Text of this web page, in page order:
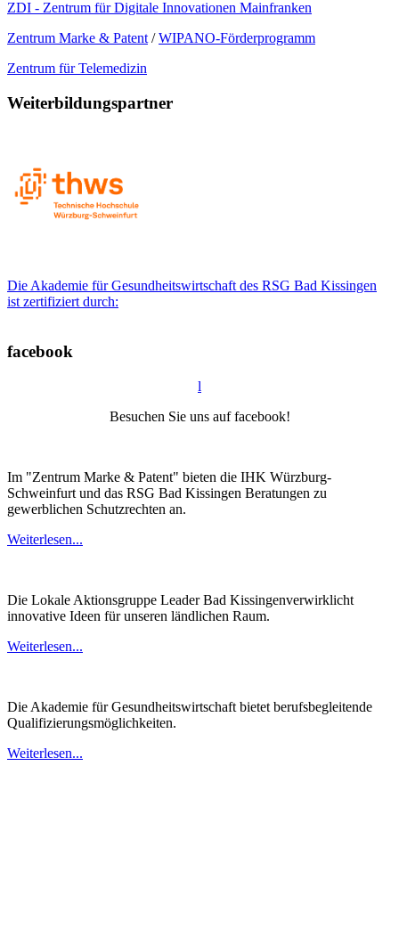
ZDI - Zentrum für Digitale Innovationen Mainfranken
Zentrum Marke & Patent /WIPANO-Förderprogramm
Zentrum für Telemedizin
Weiterbildungspartner
Die Akademie für Gesundheitswirtschaft des RSG Bad Kissingen
ist zertifiziert durch:
facebook
l
Besuchen Sie uns auf facebook!
Im "Zentrum Marke & Patent" bieten die IHK Würzburg-
Schweinfurt und das RSG Bad Kissingen Beratungen zu
gewerblichen Schutzrechten an.
Weiterlesen...
Die Lokale Aktionsgruppe Leader Bad Kissingenverwirklicht
innovative Ideen für unseren ländlichen Raum.
Weiterlesen...
Die Akademie für Gesundheitswirtschaft bietet berufsbegleitende
Qualifizierungsmöglichkeiten.
Weiterlesen...